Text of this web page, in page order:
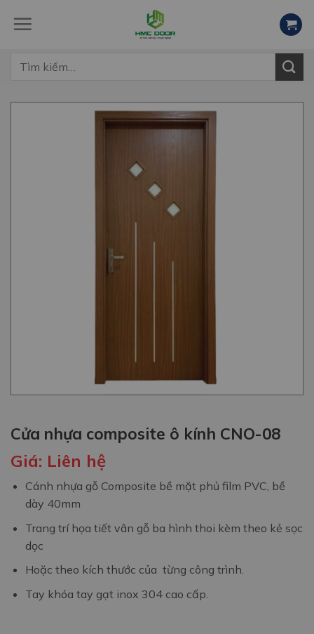
Tìm
Cửa nhựa composite ô kính CNO-08
Giá: Liên hệ
Cánh nhựa gỗ Composite bề mặt phủ film PVC, bề
dày 40mm
Trang trí họa tiết vân gỗ ba hình thoi kèm theo kẻ sọc
dọc
Hoặc theo kích thước của từng công trình.
Tay khóa tay gạt inox 304 cao cấp.